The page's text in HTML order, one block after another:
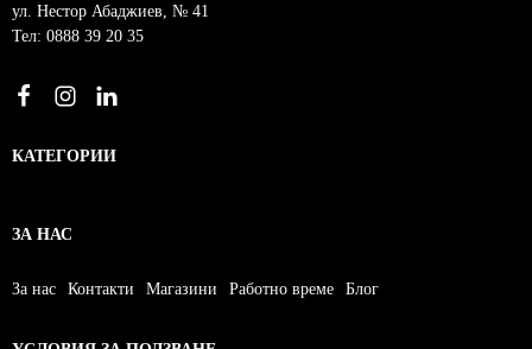
ул. Нестор Абаджиев, № 41
Тел: 0888 39 20 35
КАТЕГОРИИ
ЗА НАС
За нас Контакти Магазини Работно време Блог